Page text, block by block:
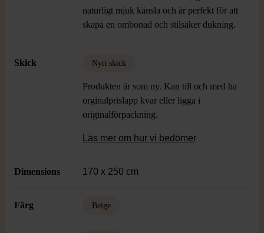
naturligt mjuk känsla och är perfekt för att
skapa en ombonad och stilsäker dukning.
Skick Nytt skick
Produkten är som ny. Kan till och med ha
orginalprislapp kvar eller ligga i
originalförpackning.
Läs mer om hur vi bedömer
Dimensions 170 x 250 cm
Färg Beige